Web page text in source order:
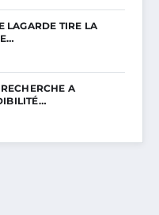
LAGARDE TIRE LA
A